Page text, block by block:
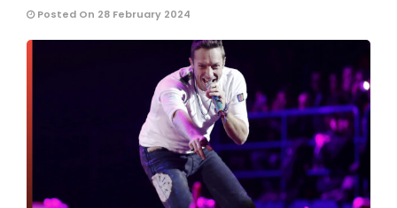
Posted On 28 February 2024